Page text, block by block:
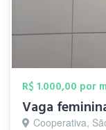
R$ 1.000,00 por
Vaga
Cooperativa,